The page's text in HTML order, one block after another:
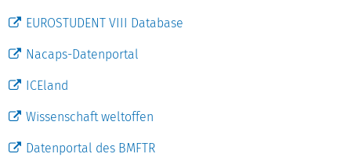
EUROSTUDENT VIII Database
Nacaps-Datenportal
ICEland
Wissenschaft weltoffen
Datenportal des BMFTR